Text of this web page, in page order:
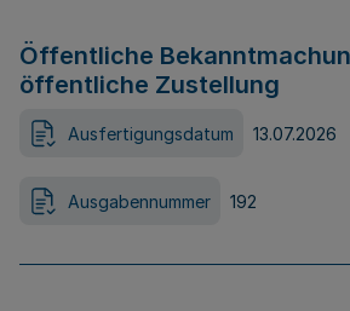
Öffentliche
öffentliche Zustellung
Ausfertigungsdatum 13.07.2026
Ausgabennummer 192